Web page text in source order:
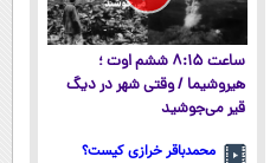
ساعت ۸:۱۵ ششم اوت ؛
هیروشیما / وقتی شهر در دیگ
قیر می‌جوشید
محمدباقر خرازی کیست؟